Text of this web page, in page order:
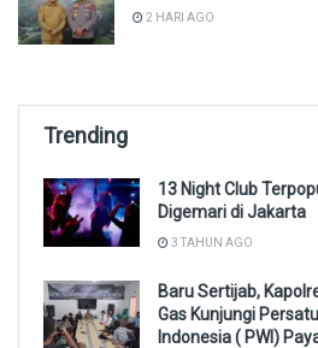
2 HARI AGO
Trending
13 Night Club
Digemari di Jakarta
3 TAHUN AGO
Baru Sertijab,
Gas Kunjungi
Indonesia ( PWI)